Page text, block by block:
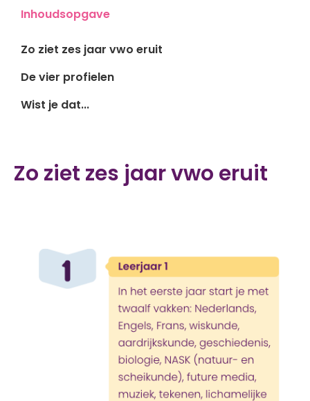
Inhoudsopgave
Zo ziet zes jaar vwo eruit
De vier profielen
Wist je dat...
Zo ziet zes jaar vwo eruit